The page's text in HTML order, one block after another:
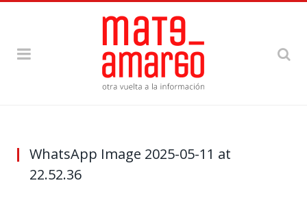
WhatsApp Image 2025-05-11 at
22.52.36